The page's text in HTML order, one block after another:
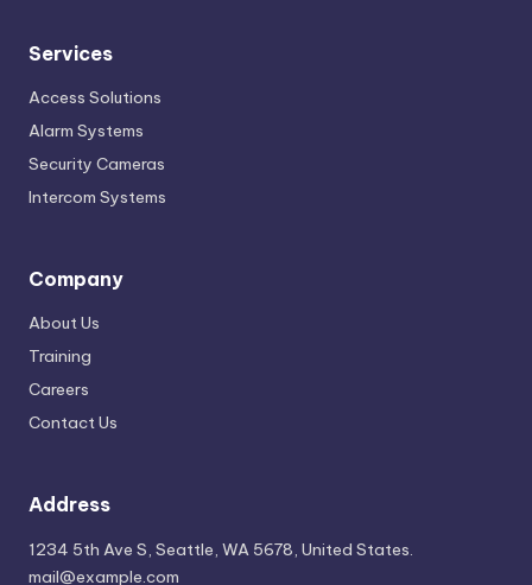
Services
Access Solutions
Alarm Systems
Security Cameras
Intercom Systems
Company
About Us
Training
Careers
Contact Us
Address
1234 5th Ave S, Seattle, WA 5678, United States.
mail@example.com